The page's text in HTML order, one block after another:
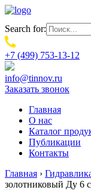
Search for:
+7 (499) 753-13-12
info@tinnov.ru
Заказать звонок
Главная
О нас
Каталог
Публикации
Контакты
Главная ›
золотниковый Ду 6